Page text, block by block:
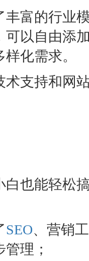
丰富的行业
可以自由添
化需求。
术支持和网
白也能轻松
SEO、营销
理；